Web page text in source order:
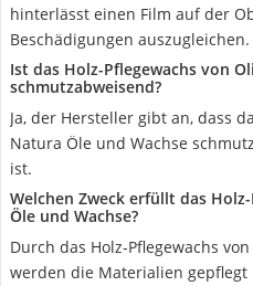
hinterlässt einen Film auf der
Beschädigungen auszugleichen.
Ist das Holz-Pflegewachs von
schmutzabweisend?
Ja, der Hersteller gibt an, dass
Natura Öle und Wachse
ist.
Welchen Zweck erfüllt das
Öle und Wachse?
Durch das Holz-Pflegewachs
werden die Materialien